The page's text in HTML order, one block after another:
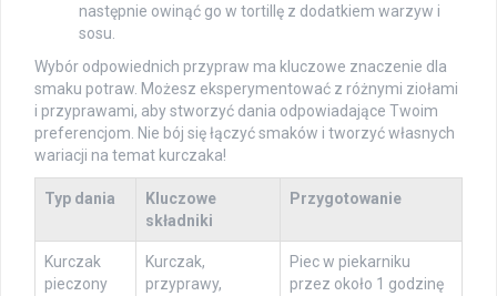
następnie owinąć go w tortillę z dodatkiem warzyw i
sosu.
Wybór odpowiednich przypraw ma kluczowe znaczenie dla
smaku potraw. Możesz eksperymentować z różnymi ziołami
i przyprawami, aby stworzyć dania odpowiadające Twoim
preferencjom. Nie bój się łączyć smaków i tworzyć własnych
wariacji na temat kurczaka!
Typ dania
Kluczowe
składniki
Przygotowanie
Kurczak
pieczony
Kurczak,
przyprawy,
Piec w piekarniku
przez około 1 godzinę